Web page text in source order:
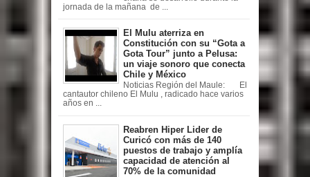
jornada de la mañana de ...
El Mulu aterriza en
Constitución con su “Gota a
Gota Tour” junto a Pelusa:
un viaje sonoro que conecta
Chile y México
Noticias Región del Maule: El
cantautor chileno El Mulu , radicado hace varios
años en ...
Reabren Hiper Lider de
Curicó con más de 140
puestos de trabajo y amplía
capacidad de atención al
70% de la comunidad